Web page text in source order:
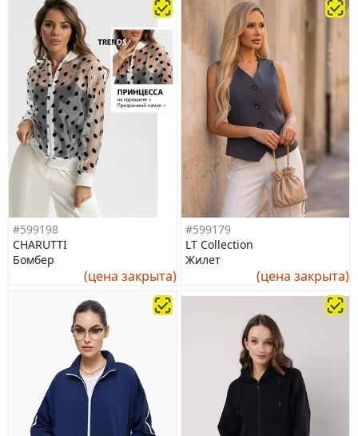
#599198
CHARUTTI
Бомбер
(цена закрыта)
#599179
LT Collection
Жилет
(цена закрыта)